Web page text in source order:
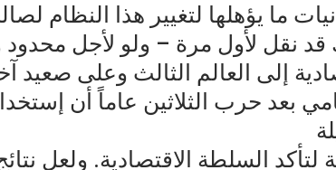
ما يؤهلها لتغيير هذا النظام
قد نقل لأول مرة – ولو لأجل
إلى العالم الثالث وعلى
بعد حرب الثلاثين عاماً أن
لتأكد السلطة الاقتصادية. ولعل